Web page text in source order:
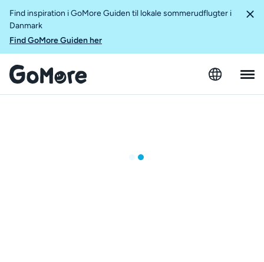
Find inspiration i GoMore Guiden til lokale sommerudflugter i
Danmark
Find GoMore Guiden her